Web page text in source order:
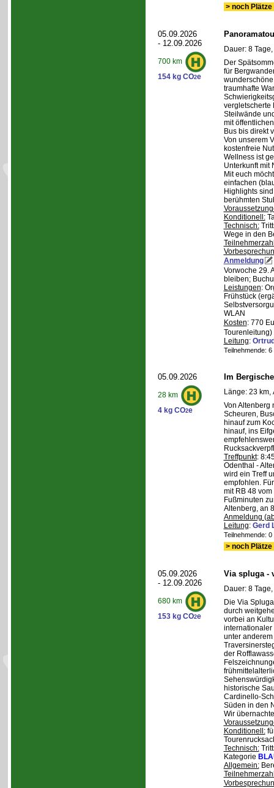
> noch
05.09.2026
- 12.09.2026
700 km
154 kg CO2e
Dauer: 8
Der
für
traumhafte
vergletscherte
Steilwände
mit
Bus bis direkt
Von unserem
kostenfreie
Wellness ist
Unterkunft mit
Mit euch
einfachen
Highlights
berühmten
Konditionell:
Technisch:
Wege in den
Anmeldung
Vorwoche 29.
bleiben;
Leistungen:
Frühstück
WLAN
Kosten: 770
Tourenleitung)
Leitung:
Teilnehmende:
05.09.2026
28 km
4 kg CO2e
Im
Länge: 23 km,
Von Altenberg
Scheuren,
hinauf zum
hinauf, ins
Treffpunkt:
Odenthal -
wird ein Treff
empfohlen.
mit RB 48
Fußminuten
Altenberg, an
Anmeldung
Leitung: Gerd
Teilnehmende:
> noch
05.09.2026
- 12.09.2026
680 km
153 kg CO2e
Via spluga -
Dauer: 8
Die Via
durch
vorbei an
internationaler
unter
der
historische
Cardinello-
Süden in den
Wir
Konditionell:
Technisch:
Kategorie
Allgemein: